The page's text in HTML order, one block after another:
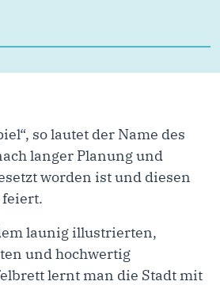
so lautet der Name des
langer Planung und
worden ist und diesen
feiert.
launig illustrierten,
und hochwertig
lernt man die Stadt mit